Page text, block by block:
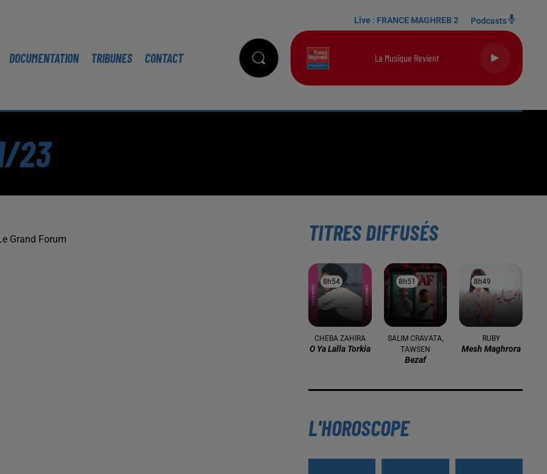
DOCUMENTATION TRIBUNES CONTACT
Live : FRANCE MAGHREB 2 Podcasts
La Musique Revient
23
Grand Forum TITRES DIFFUSÉS
8h54
8h54
CHEBA ZAHIRA
O Ya Lalla Torkia
8h51
8h51
SALIM CRAVATA,
TAWSEN
Bezaf
8h49
8h49
RUBY
Mesh Maghrora
L'HOROSCOPE